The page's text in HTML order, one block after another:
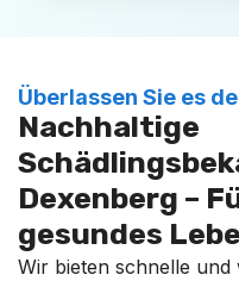
Überlassen Sie es
Nachhaltige
Dexenberg –
gesundes
Wir bieten schnelle